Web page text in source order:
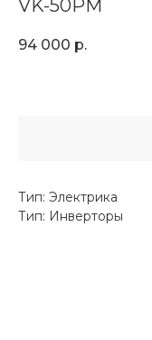
VK-50PM
94 000 р.
Тип: Электрика
Тип: Инверторы